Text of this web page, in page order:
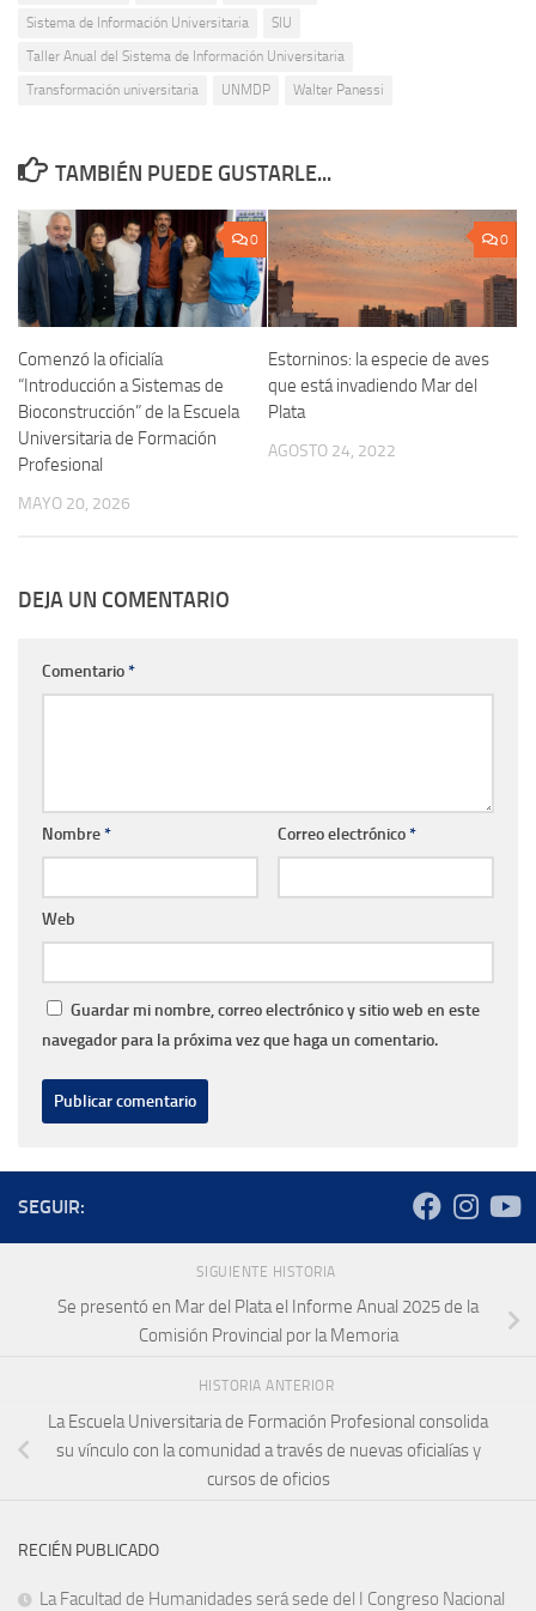
Sistema de Información Universitaria
SIU
Taller Anual del Sistema de Información Universitaria
Transformación universitaria
UNMDP Walter Panessi
TAMBIÉN PUEDE GUSTARLE...
0
Comenzó la oficialía
“Introducción a Sistemas de
Bioconstrucción” de la Escuela
Universitaria de Formación
Profesional
MAYO 20, 2026
0
Estorninos: la especie de aves
que está invadiendo Mar del
Plata
AGOSTO 24, 2022
DEJA UN COMENTARIO
Comentario*
Nombre* Correo electrónico*
Web
Guardar mi nombre, correo electrónico y sitio web en este
navegador para la próxima vez que haga un comentario.
SEGUIR:
SIGUIENTE HISTORIA
Se presentó en Mar del Plata el Informe Anual 2025 de la
Comisión Provincial por la Memoria
HISTORIA ANTERIOR
La Escuela Universitaria de Formación Profesional consolida
su vínculo con la comunidad a través de nuevas oficialías y
cursos de oficios
RECIÉN PUBLICADO
La Facultad de Humanidades será sede del I Congreso Nacional